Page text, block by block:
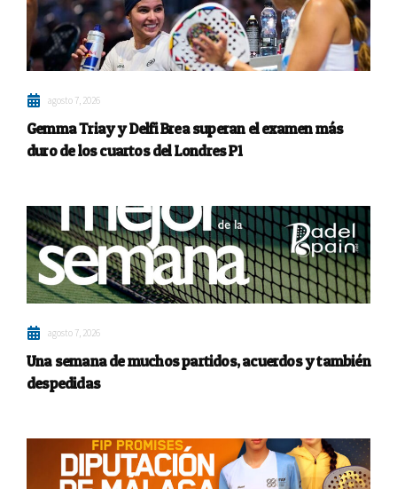
agosto 7, 2026
Gemma Triay y Delfi Brea superan el examen más
duro de los cuartos del Londres P1
agosto 7, 2026
Una semana de muchos partidos, acuerdos y también
despedidas